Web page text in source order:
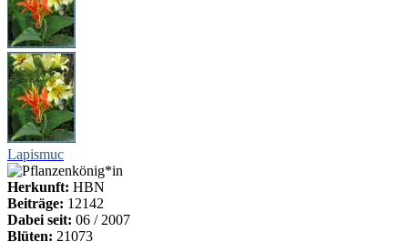
Lapismuc
Herkunft: HBN
Beiträge: 12142
Dabei seit: 06 / 2007
Blüten: 21073